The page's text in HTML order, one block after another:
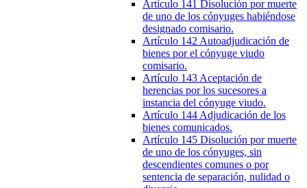
Artículo 141 Disolución por muerte
de uno de los cónyuges habiéndose
designado comisario.
Artículo 142 Autoadjudicación de
bienes por el cónyuge viudo
comisario.
Artículo 143 Aceptación de
herencias por los sucesores a
instancia del cónyuge viudo.
Artículo 144 Adjudicación de los
bienes comunicados.
Artículo 145 Disolución por muerte
de uno de los cónyuges, sin
descendientes comunes o por
sentencia de separación, nulidad o